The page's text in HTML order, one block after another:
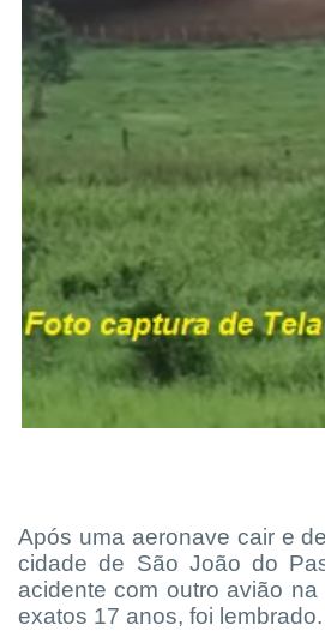
Após uma aeronave cair e
cidade de São João do
acidente com outro avião
exatos 17 anos, foi lembrado.